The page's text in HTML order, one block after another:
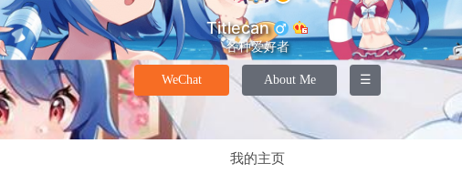
Titlecan
各种爱好者
WeChat About Me ☰
我的主页